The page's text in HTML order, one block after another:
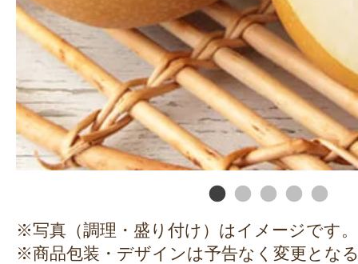
※写真（調理・盛り付け）はイメージです。
※商品包装・デザインは予告なく変更とな